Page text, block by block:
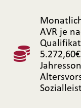
AVR je